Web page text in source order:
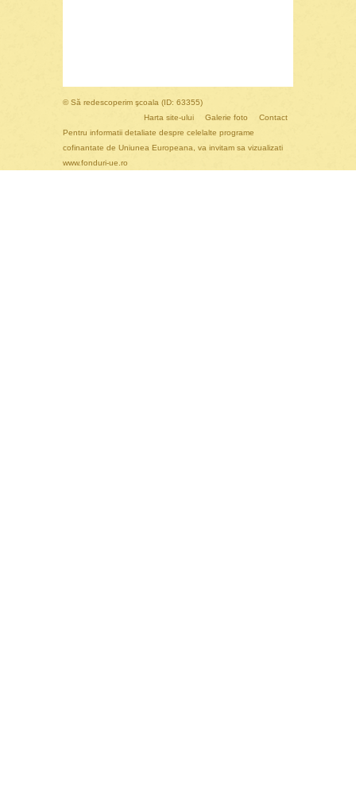
© Să redescoperim şcoala (ID: 63355)
Contact
Galerie foto
Harta site-ului
Pentru informatii detaliate despre celelalte programe
cofinantate de Uniunea Europeana, va invitam sa vizualizati
www.fonduri-ue.ro